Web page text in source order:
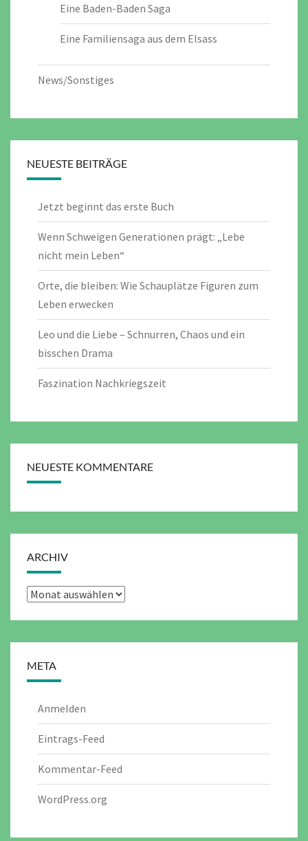
Eine Baden-Baden Saga
Eine Familiensaga aus dem Elsass
News/Sonstiges
NEUESTE BEITRÄGE
Jetzt beginnt das erste Buch
Wenn Schweigen Generationen prägt: „Lebe
nicht mein Leben“
Orte, die bleiben: Wie Schauplätze Figuren zum
Leben erwecken
Leo und die Liebe – Schnurren, Chaos und ein
bisschen Drama
Faszination Nachkriegszeit
NEUESTE KOMMENTARE
ARCHIV
Archiv
META
Anmelden
Eintrags-Feed
Kommentar-Feed
WordPress.org